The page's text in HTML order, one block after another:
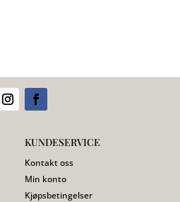
KUNDESERVICE
Kontakt oss
Min konto
Kjøpsbetingelser